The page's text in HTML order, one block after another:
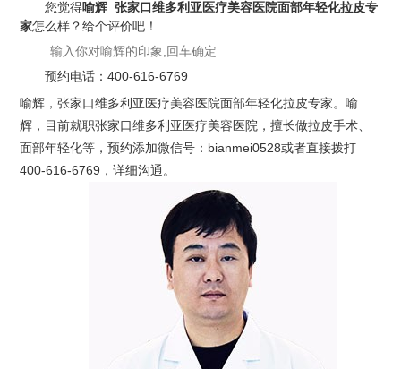
您觉得喻辉_张家口维多利亚医疗美容医院面部年轻化拉皮专
家怎么样？给个评价吧！
预约电话：400-616-6769
喻辉，张家口维多利亚医疗美容医院面部年轻化拉皮专家。喻
辉，目前就职张家口维多利亚医疗美容医院，擅长做拉皮手术、
面部年轻化等，预约添加微信号：bianmei0528或者直接拨打
400-616-6769，详细沟通。